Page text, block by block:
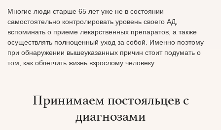
Многие люди старше 65 лет уже не в состоянии
самостоятельно контролировать уровень своего АД,
вспоминать о приеме лекарственных препаратов, а также
осуществлять полноценный уход за собой. Именно поэтому
при обнаружении вышеуказанных причин стоит подумать о
том, как облегчить жизнь взрослому человеку.
Принимаем постояльцев с
диагнозами